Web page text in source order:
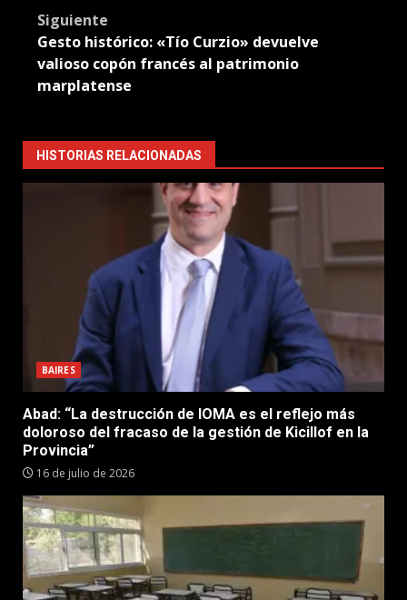
Siguiente
Gesto histórico: «Tío Curzio» devuelve
valioso copón francés al patrimonio
marplatense
HISTORIAS RELACIONADAS
BAIRES
Abad: “La destrucción de IOMA es el reflejo más
doloroso del fracaso de la gestión de Kicillof en la
Provincia”
16 de julio de 2026